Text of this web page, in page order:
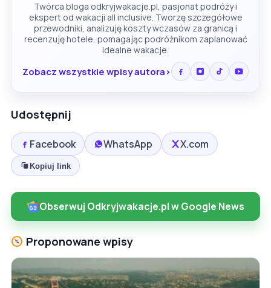
Twórca bloga odkryjwakacje.pl, pasjonat podróży i
ekspert od wakacji all inclusive. Tworzę szczegółowe
przewodniki, analizuję koszty wczasów za granicą i
recenzuję hotele, pomagając podróżnikom zaplanować
idealne wakacje.
Zobacz wszystkie wpisy autora
Udostępnij
Facebook WhatsApp X.com
Kopiuj link
Obserwuj Odkryjwakacje.pl w Google News
Proponowane wpisy